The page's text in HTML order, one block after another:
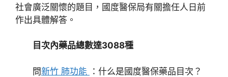
社會廣泛關懷的題目，國度醫保局有關擔任人日前
作出具體解答。
目次內藥品總數達3088種
問新竹 肺功能 ：什么是國度醫保藥品目次？